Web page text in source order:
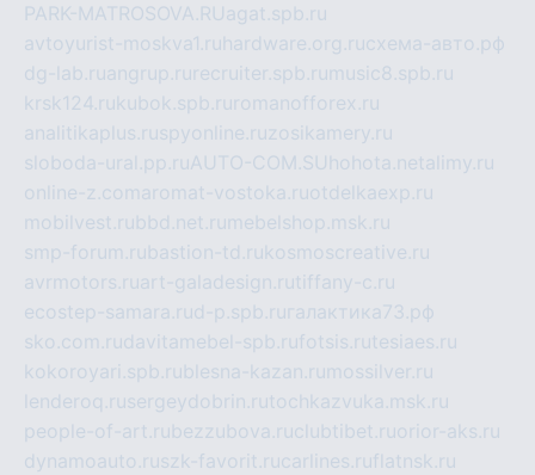
PARK-MATROSOVA.RUagat.spb.ru
avtoyurist-moskva1.ru hardware.org.ruсхема-авто.рф
dg-lab.ruangrup.ru recruiter.spb.ru music8.spb.ru
krsk124.rukubok.spb.ru romanofforex.ru
analitikaplus.ruspyonline.ruzosikamery.ru
sloboda-ural.pp.ruAUTO-COM.SU hohota.netalimy.ru
online-z.comaromat-vostoka.ruotdelkaexp.ru
mobilvest.rubbd.net.ru mebelshop.msk.ru
smp-forum.rubastion-td.rukosmoscreative.ru
avrmotors.ruart-galadesign.rutiffany-c.ru
ecostep-samara.rud-p.spb.ru галактика73.рф
sko.com.rudavitamebel-spb.rufotsis.rutesiaes.ru
kokoroyari.spb.rublesna-kazan.ru mossilver.ru
lenderoq.rusergeydobrin.rutochkazvuka.msk.ru
people-of-art.rubezzubova.ruclubtibet.ruorior-aks.ru
dynamoauto.ruszk-favorit.rucarlines.ruflatnsk.ru